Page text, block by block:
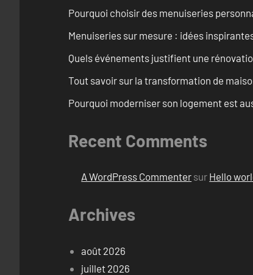
Pourquoi choisir des menuiseries
Menuiseries sur mesure : idées
Quels événements justifient une
Tout savoir sur la transformation de
Pourquoi moderniser son logement est
Recent Comments
A WordPress Commenter sur Hello
Archives
août 2026
juillet 2026